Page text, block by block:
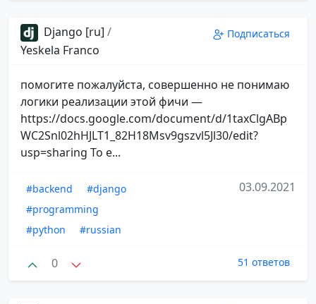
Django [ru] /
Yeskela Franco
Подписаться
помогите пожалуйста, совершенно не понимаю
логики реализации этой фичи —
https://docs.google.com/document/d/1taxClgABp
WC2Snl02hHJLT1_82H18Msv9gszvl5Jl30/edit?
usp=sharing То е...
#backend
#django
#programming
#python
#russian
03.09.2021
0 51 ответов